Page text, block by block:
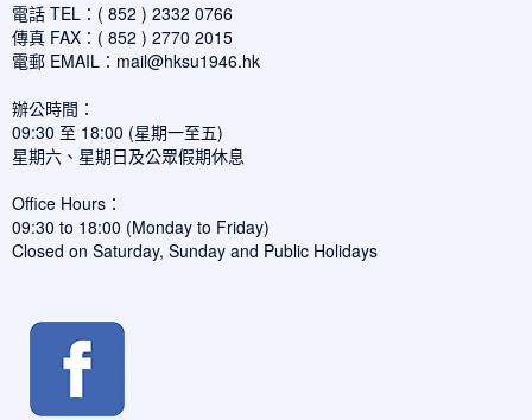
電話 TEL：( 852 ) 2332 0766
傳真 FAX：( 852 ) 2770 2015
電郵 EMAIL： mail@hksu1946.hk
辦公時間：
09:30 至 18:00 (星期一至五)
星期六、星期日及公眾假期休息
Office Hours：
09:30 to 18:00 (Monday to Friday)
Closed on Saturday, Sunday and Public Holidays